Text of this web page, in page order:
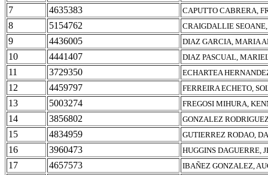
7 4635383 CAPUTTO CABRERA,
8 5154762 CRAIGDALLIE
9 4436005 DIAZ GARCIA, MARIA
10 4441407 DIAZ PASCUAL,
11 3729350 ECHARTEA
12 4459797 FERREIRA ECHETO,
13 5003274 FREGOSI MIHURA,
14 3856802 GONZALEZ
15 4834959 GUTIERREZ RODAO,
16 3960473 HUGGINS DAGUERRE,
17 4657573 IBAÑEZ GONZALEZ,